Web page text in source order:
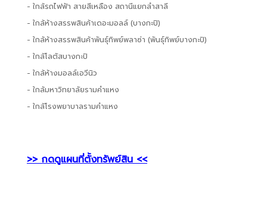
- ใกล้รถไฟฟ้า สายสีเหลือง สถานีแยกลำสาลี
- ใกล้ห้างสรรพสินค้าเดอะมอลล์ (บางกะปิ)
- ใกล้ห้างสรรพสินค้าพันธุ์ทิพย์พลาซ่า (พันธุ์ทิพย์บางกะปิ)
- ใกล้โลตัสบางกะปิ
- ใกล้ห้างมอลล์เอวีนิว
- ใกล้มหาวิทยาลัยรามคำแหง
- ใกล้โรงพยาบาลรามคำแหง
>> กดดูแผนที่ตั้งทรัพย์สิน <<